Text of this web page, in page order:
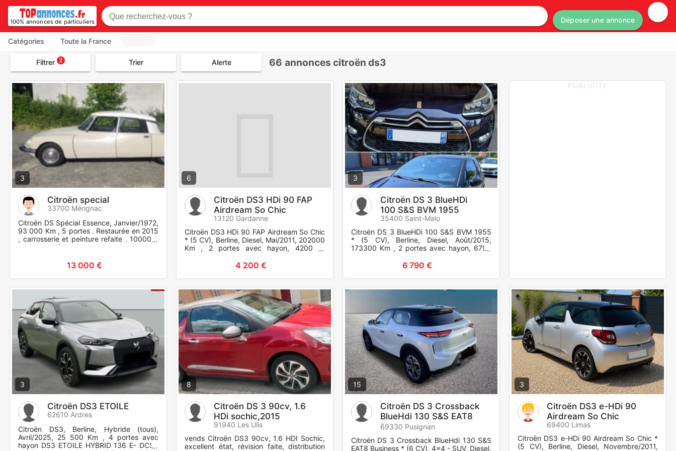
100% annonces de particuliers Déposer une annonce
Catégories Toute la France
Filtrer 2 Trier Alerte 66 annonces citroën ds3
3
Citroën special
33700 Mérignac
Citroën DS Spécial Essence, Janvier/1972,
93 000 Km , 5 portes . Restaurée en 2015
, carrosserie et peinture refaite . 10000 e
de factures à l'appuis
13 000 €
6
Citroën DS3 HDi 90 FAP
Airdream So Chic
13120 Gardanne
Citroën DS3 HDi 90 FAP Airdream So Chic
* (5 CV), Berline, Diesel, Mai/2011, 202000
Km , 2 portes avec hayon, 4200 €.
Equipements et options : ABS, Airbag
frontaux, Contrôle de st
4 200 €
3
Citroën DS 3 BlueHDi
100 S&S BVM 1955
35400 Saint-Malo
Citroën DS 3 BlueHDi 100 S&S BVM 1955
* (5 CV), Berline, Diesel, Août/2015,
173300 Km , 2 portes avec hayon, 6790
€.
6 790 €
PUBLICITE
3
Citroën DS3 ETOILE
62610 Ardres
Citroën DS3, Berline, Hybride (tous),
Avril/2025, 25 500 Km , 4 portes avec
hayon DS3 ETOILE HYBRID 136 E- DCS6
8
Citroën DS 3 90cv, 1.6
HDi sochic,2015
91940 Les Ulis
vends Citroën DS3 90cv, 1.6 HDI Sochic,
excellent état, révision faite, distribution
15
Citroën DS 3 Crossback
BlueHdi 130 S&S EAT8
Business * (....
69330 Pusignan
Citroën DS 3 Crossback BlueHdi 130 S&S
EAT8 Business * (6 CV), 4x4 - SUV, Diesel,
3
Citroën DS3 e-HDi 90
Airdream So Chic
69400 Limas
Citroën DS3 e-HDi 90 Airdream So Chic *
(5 CV), Berline, Diesel, Novembre/2011,